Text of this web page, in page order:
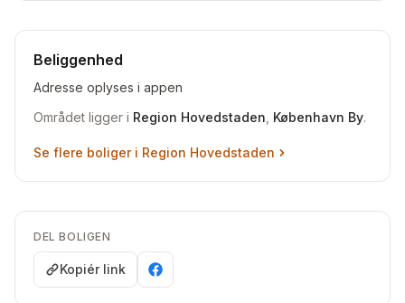
Beliggenhed
Adresse oplyses i appen
Området ligger i Region Hovedstaden København By.
Se flere boliger i Region Hovedstaden
DEL BOLIGEN
Kopiér link